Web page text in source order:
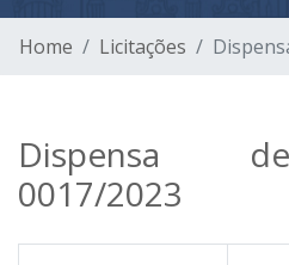
Home Licitações
Dispensa
0017/2023